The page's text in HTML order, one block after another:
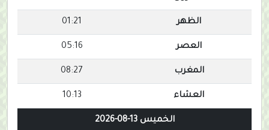
الظهر 01:21
العصر 05:16
المغرب 08:27
العشاء 10:13
الخميس 13-08-2026